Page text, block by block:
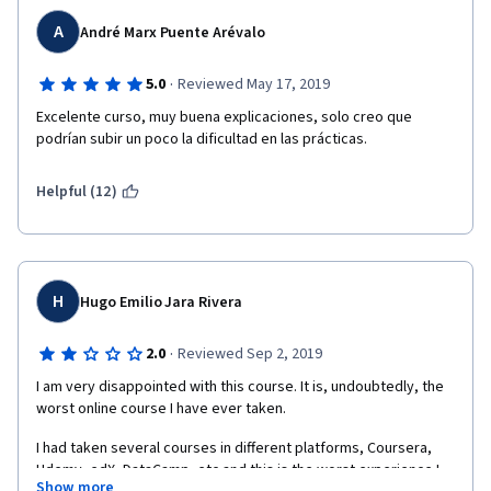
A André Marx Puente Arévalo
5.0 · Reviewed May 17, 2019
Excelente curso, muy buena explicaciones, solo creo que
podrían subir un poco la dificultad en las prácticas.
Helpful (12)
H Hugo Emilio Jara Rivera
2.0 · Reviewed Sep 2, 2019
I am very disappointed with this course. It is, undoubtedly, the
worst online course I have ever taken.
I had taken several courses in different platforms, Coursera,
Udemy, edX, DataCamp, etc and this is the worst experience I